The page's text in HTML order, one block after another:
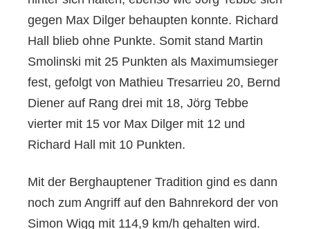
gegen Max Dilger behaupten konnte. Richard
Hall blieb ohne Punkte. Somit stand Martin
Smolinski mit 25 Punkten als Maximumsieger
fest, gefolgt von Mathieu Tresarrieu 20, Bernd
Diener auf Rang drei mit 18, Jörg Tebbe
vierter mit 15 vor Max Dilger mit 12 und
Richard Hall mit 10 Punkten.
Mit der Berghauptener Tradition gind es dann
noch zum Angriff auf den Bahnrekord der von
Simon Wigg mit 114,9 km/h gehalten wird.